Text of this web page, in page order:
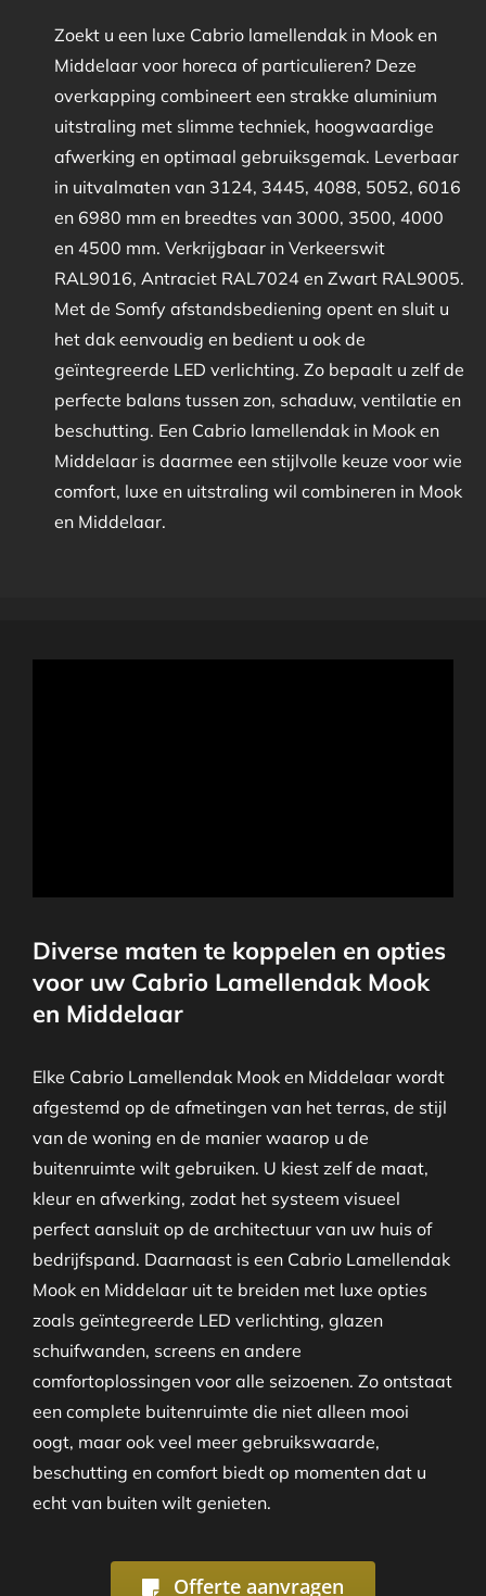
Zoekt u een luxe Cabrio lamellendak in Mook en
Middelaar voor horeca of particulieren? Deze
overkapping combineert een strakke aluminium
uitstraling met slimme techniek, hoogwaardige
afwerking en optimaal gebruiksgemak. Leverbaar
in uitvalmaten van 3124, 3445, 4088, 5052, 6016
en 6980 mm en breedtes van 3000, 3500, 4000
en 4500 mm. Verkrijgbaar in Verkeerswit
RAL9016, Antraciet RAL7024 en Zwart RAL9005.
Met de Somfy afstandsbediening opent en sluit u
het dak eenvoudig en bedient u ook de
geïntegreerde LED verlichting. Zo bepaalt u zelf de
perfecte balans tussen zon, schaduw, ventilatie en
beschutting. Een Cabrio lamellendak in Mook en
Middelaar is daarmee een stijlvolle keuze voor wie
comfort, luxe en uitstraling wil combineren in Mook
en Middelaar.
Diverse maten te koppelen en opties
voor uw Cabrio Lamellendak Mook
en Middelaar
Elke Cabrio Lamellendak Mook en Middelaar wordt
afgestemd op de afmetingen van het terras, de stijl
van de woning en de manier waarop u de
buitenruimte wilt gebruiken. U kiest zelf de maat,
kleur en afwerking, zodat het systeem visueel
perfect aansluit op de architectuur van uw huis of
bedrijfspand. Daarnaast is een Cabrio Lamellendak
Mook en Middelaar uit te breiden met luxe opties
zoals geïntegreerde LED verlichting, glazen
schuifwanden, screens en andere
comfortoplossingen voor alle seizoenen. Zo ontstaat
een complete buitenruimte die niet alleen mooi
oogt, maar ook veel meer gebruikswaarde,
beschutting en comfort biedt op momenten dat u
echt van buiten wilt genieten.
Offerte aanvragen